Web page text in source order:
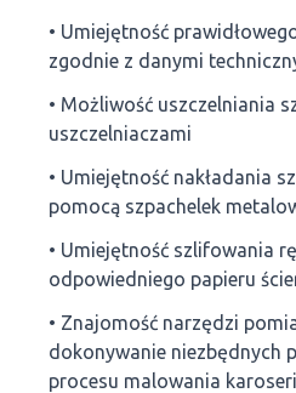
• Umiejętność
zgodnie z danymi
• Możliwość uszczelniania
uszczelniaczami
• Umiejętność nakładania
pomocą szpachelek
• Umiejętność szlifowania
odpowiedniego papieru
• Znajomość narzędzi
dokonywanie niezbędnych
procesu malowania